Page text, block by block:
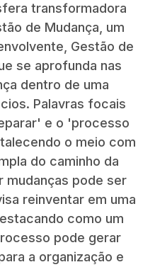
transformadora
de Mudança, um
Gestão de
se aprofunda nas
dentro de uma
Palavras focais
e o 'processo
o meio com
do caminho da
mudanças pode ser
reinventar em uma
como um
pode gerar
a organização e